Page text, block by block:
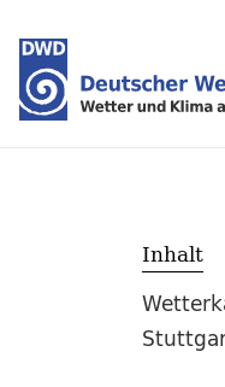
Inhalt